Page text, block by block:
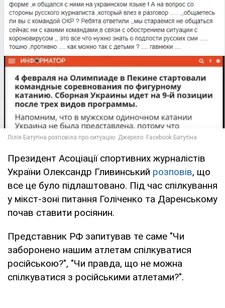
Президент Асоціації спортивних журналістів
України Олександр Гливинський розповів, що
все це було підлаштовано. Під час спілкування
у мікст-зоні питання Голіченко та Даренському
почав ставити росіянин.
Представник РФ запитував те саме "Чи
заборонено нашим атлетам спілкуватися
російською?", "Чи правда, що не можна
спілкуватися з російськими атлетами?".